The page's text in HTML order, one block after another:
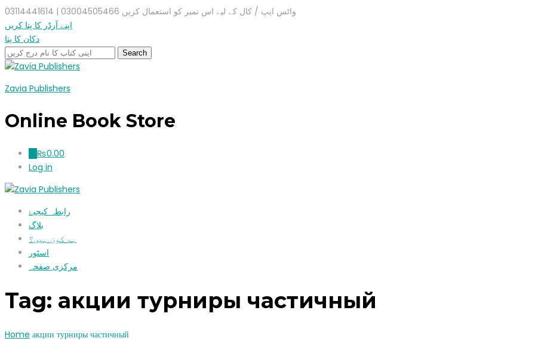
واٹس ایپ / کال کے لیے اس نمبر کو استعمال کریں 03004505466 | 03114441614
اپنے آرڈر کا پتا کریں
دکان کا پتا
Zavia Publishers
Online Book Store
₨0.00
Log in
رابطہ کیجیۓ
بلاگ
ہم کون ہیں؟
اسٹور
مرکزی صفحہ
Tag: акции турниры частичный
Home акции турниры частичный